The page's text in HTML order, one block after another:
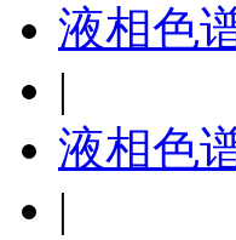
液相色
|
液相色
|